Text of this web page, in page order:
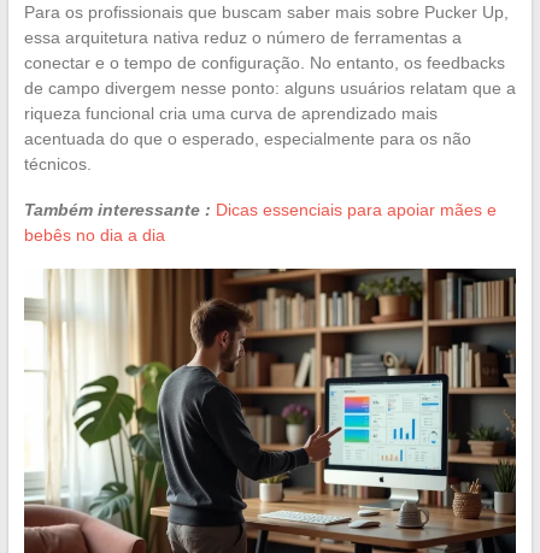
Para os profissionais que buscam saber mais sobre Pucker Up,
essa arquitetura nativa reduz o número de ferramentas a
conectar e o tempo de configuração. No entanto, os feedbacks
de campo divergem nesse ponto: alguns usuários relatam que a
riqueza funcional cria uma curva de aprendizado mais
acentuada do que o esperado, especialmente para os não
técnicos.
Também interessante : Dicas essenciais para apoiar mães e
bebês no dia a dia